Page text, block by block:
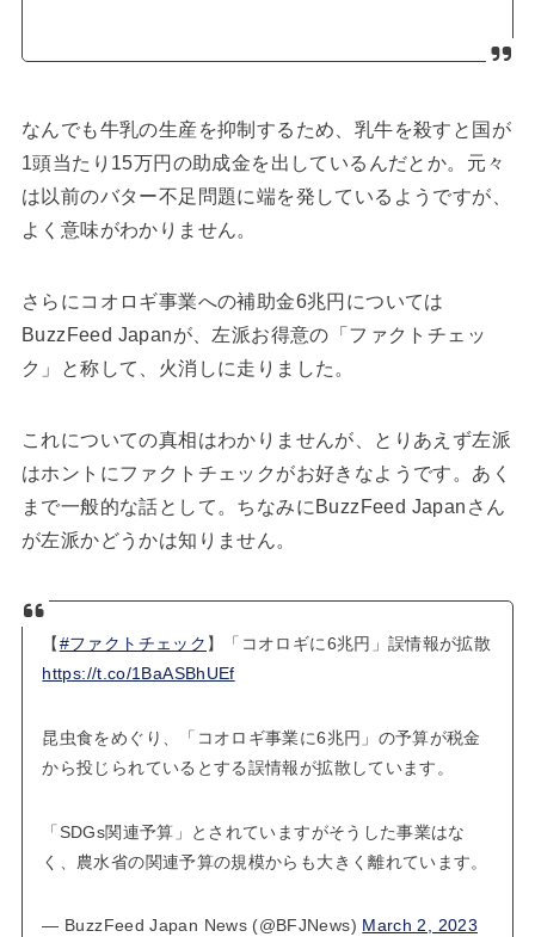
なんでも牛乳の生産を抑制するため、乳牛を殺すと国が
1頭当たり15万円の助成金を出しているんだとか。元々
は以前のバター不足問題に端を発しているようですが、
よく意味がわかりません。
さらにコオロギ事業への補助金6兆円については
BuzzFeed Japanが、左派お得意の「ファクトチェッ
ク」と称して、火消しに走りました。
これについての真相はわかりませんが、とりあえず左派
はホントにファクトチェックがお好きなようです。あく
まで一般的な話として。ちなみにBuzzFeed Japanさん
が左派かどうかは知りません。
【#ファクトチェック 】「コオロギに6兆円」誤情報が拡散
https://t.co/1BaASBhUEf
昆虫食をめぐり、「コオロギ事業に6兆円」の予算が税金
から投じられているとする誤情報が拡散しています。
「SDGs関連予算」とされていますがそうした事業はな
く、農水省の関連予算の規模からも大きく離れています。
— BuzzFeed Japan News (@BFJNews) March 2, 2023